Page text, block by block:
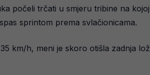
počeli trčati u smjeru tribine na
sprintom prema svlačionicama.
km/h, meni je skoro otišla zadnja